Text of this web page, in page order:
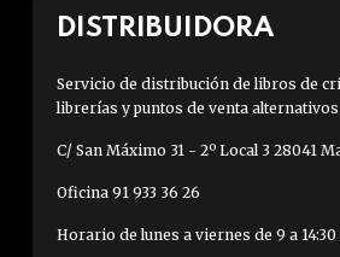
DISTRIBUIDORA
Servicio de distribución de libros de
librerías y puntos de venta alternativos.
C/ San Máximo 31 - 2º Local 3 28041
Oficina 91 933 36 26
Horario de lunes a viernes de 9 a 14:30